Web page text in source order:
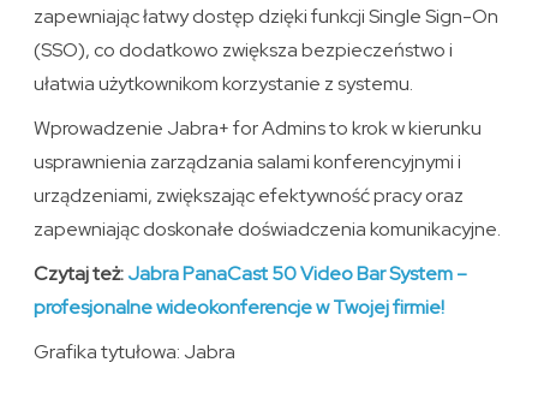
zapewniając łatwy dostęp dzięki funkcji Single Sign-On
(SSO), co dodatkowo zwiększa bezpieczeństwo i
ułatwia użytkownikom korzystanie z systemu.
Wprowadzenie Jabra+ for Admins to krok w kierunku
usprawnienia zarządzania salami konferencyjnymi i
urządzeniami, zwiększając efektywność pracy oraz
zapewniając doskonałe doświadczenia komunikacyjne.
Czytaj też:Jabra PanaCast 50 Video Bar System –
profesjonalne wideokonferencje w Twojej firmie!
Grafika tytułowa: Jabra